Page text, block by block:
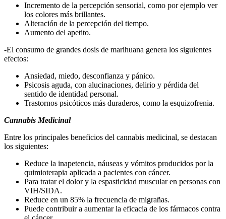
Incremento de la percepción sensorial, como por ejemplo ver
los colores más brillantes.
Alteración de la percepción del tiempo.
Aumento del apetito.
-El consumo de grandes dosis de marihuana genera los siguientes
efectos:
Ansiedad, miedo, desconfianza y pánico.
Psicosis aguda, con alucinaciones, delirio y pérdida del
sentido de identidad personal.
Trastornos psicóticos más duraderos, como la esquizofrenia.
Cannabis Medicinal
Entre los principales beneficios del cannabis medicinal, se destacan
los siguientes:
Reduce la inapetencia, náuseas y vómitos producidos por la
quimioterapia aplicada a pacientes con cáncer.
Para tratar el dolor y la espasticidad muscular en personas con
VIH/SIDA.
Reduce en un 85% la frecuencia de migrañas.
Puede contribuir a aumentar la eficacia de los fármacos contra